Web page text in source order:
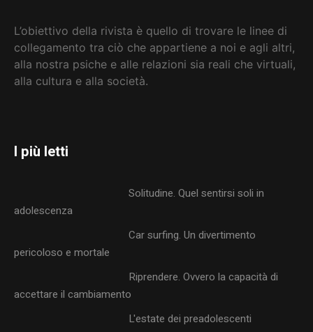
L’obiettivo della rivista è quello di trovare le linee di
collegamento tra ciò che appartiene a noi e agli altri,
alla nostra psiche e alle relazioni sia reali che virtuali,
alla cultura e alla società.
I più letti
Solitudine. Quel sentirsi soli in
adolescenza
Car surfing. Un divertimento
pericoloso e mortale
Riprendere. Ovvero la capacità di
accettare il cambiamento
L'estate dei preadolescenti